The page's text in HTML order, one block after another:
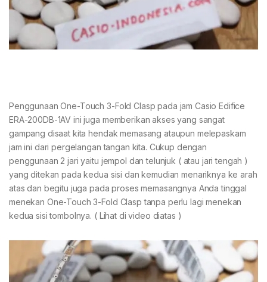
Penggunaan One-Touch 3-Fold Clasp pada jam Casio Edifice
ERA-200DB-1AV ini juga memberikan akses yang sangat
gampang disaat kita hendak memasang ataupun melepaskam
jam ini dari pergelangan tangan kita. Cukup dengan
penggunaan 2 jari yaitu jempol dan telunjuk ( atau jari tengah )
yang ditekan pada kedua sisi dan kemudian menariknya ke arah
atas dan begitu juga pada proses memasangnya Anda tinggal
menekan One-Touch 3-Fold Clasp tanpa perlu lagi menekan
kedua sisi tombolnya. ( Lihat di video diatas )